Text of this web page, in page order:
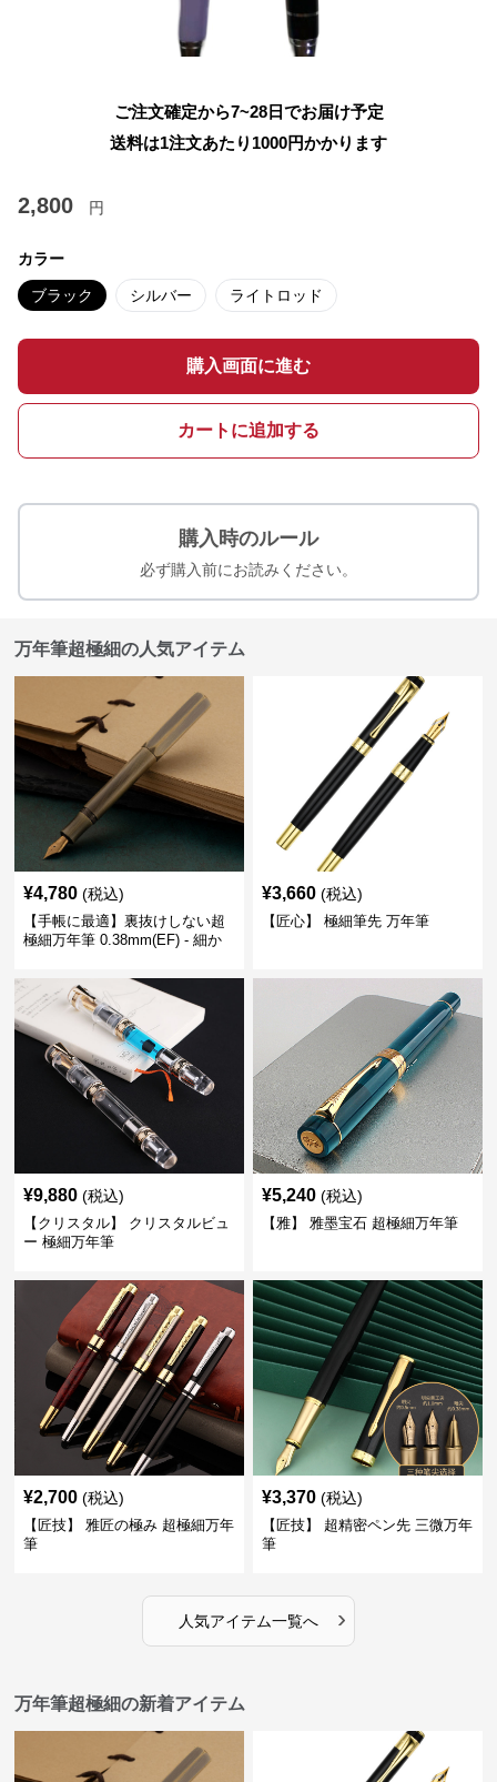
ご注文確定から7~28日でお届け予定
送料は1注文あたり 1000円かかります
2,800 円
カラー
ブラック シルバー ライトロッド
購入画面に進む
カートに追加する
購入時のルール
必ず購入前にお読みください。
万年筆超極細の人気アイテム
¥4,780 (税込)
【手帳に最適】裏抜けしない超
極細万年筆 0.38mm(EF) - 細か
¥3,660 (税込)
【匠心】 極細筆先 万年筆
¥9,880 (税込)
【クリスタル】 クリスタルビュ
ー 極細万年筆
¥5,240 (税込)
【雅】 雅墨宝石 超極細万年筆
¥2,700 (税込)
【匠技】 雅匠の極み 超極細万年
筆
¥3,370 (税込)
【匠技】 超精密ペン先 三微万年
筆
人気アイテム一覧へ ›
万年筆超極細の新着アイテム